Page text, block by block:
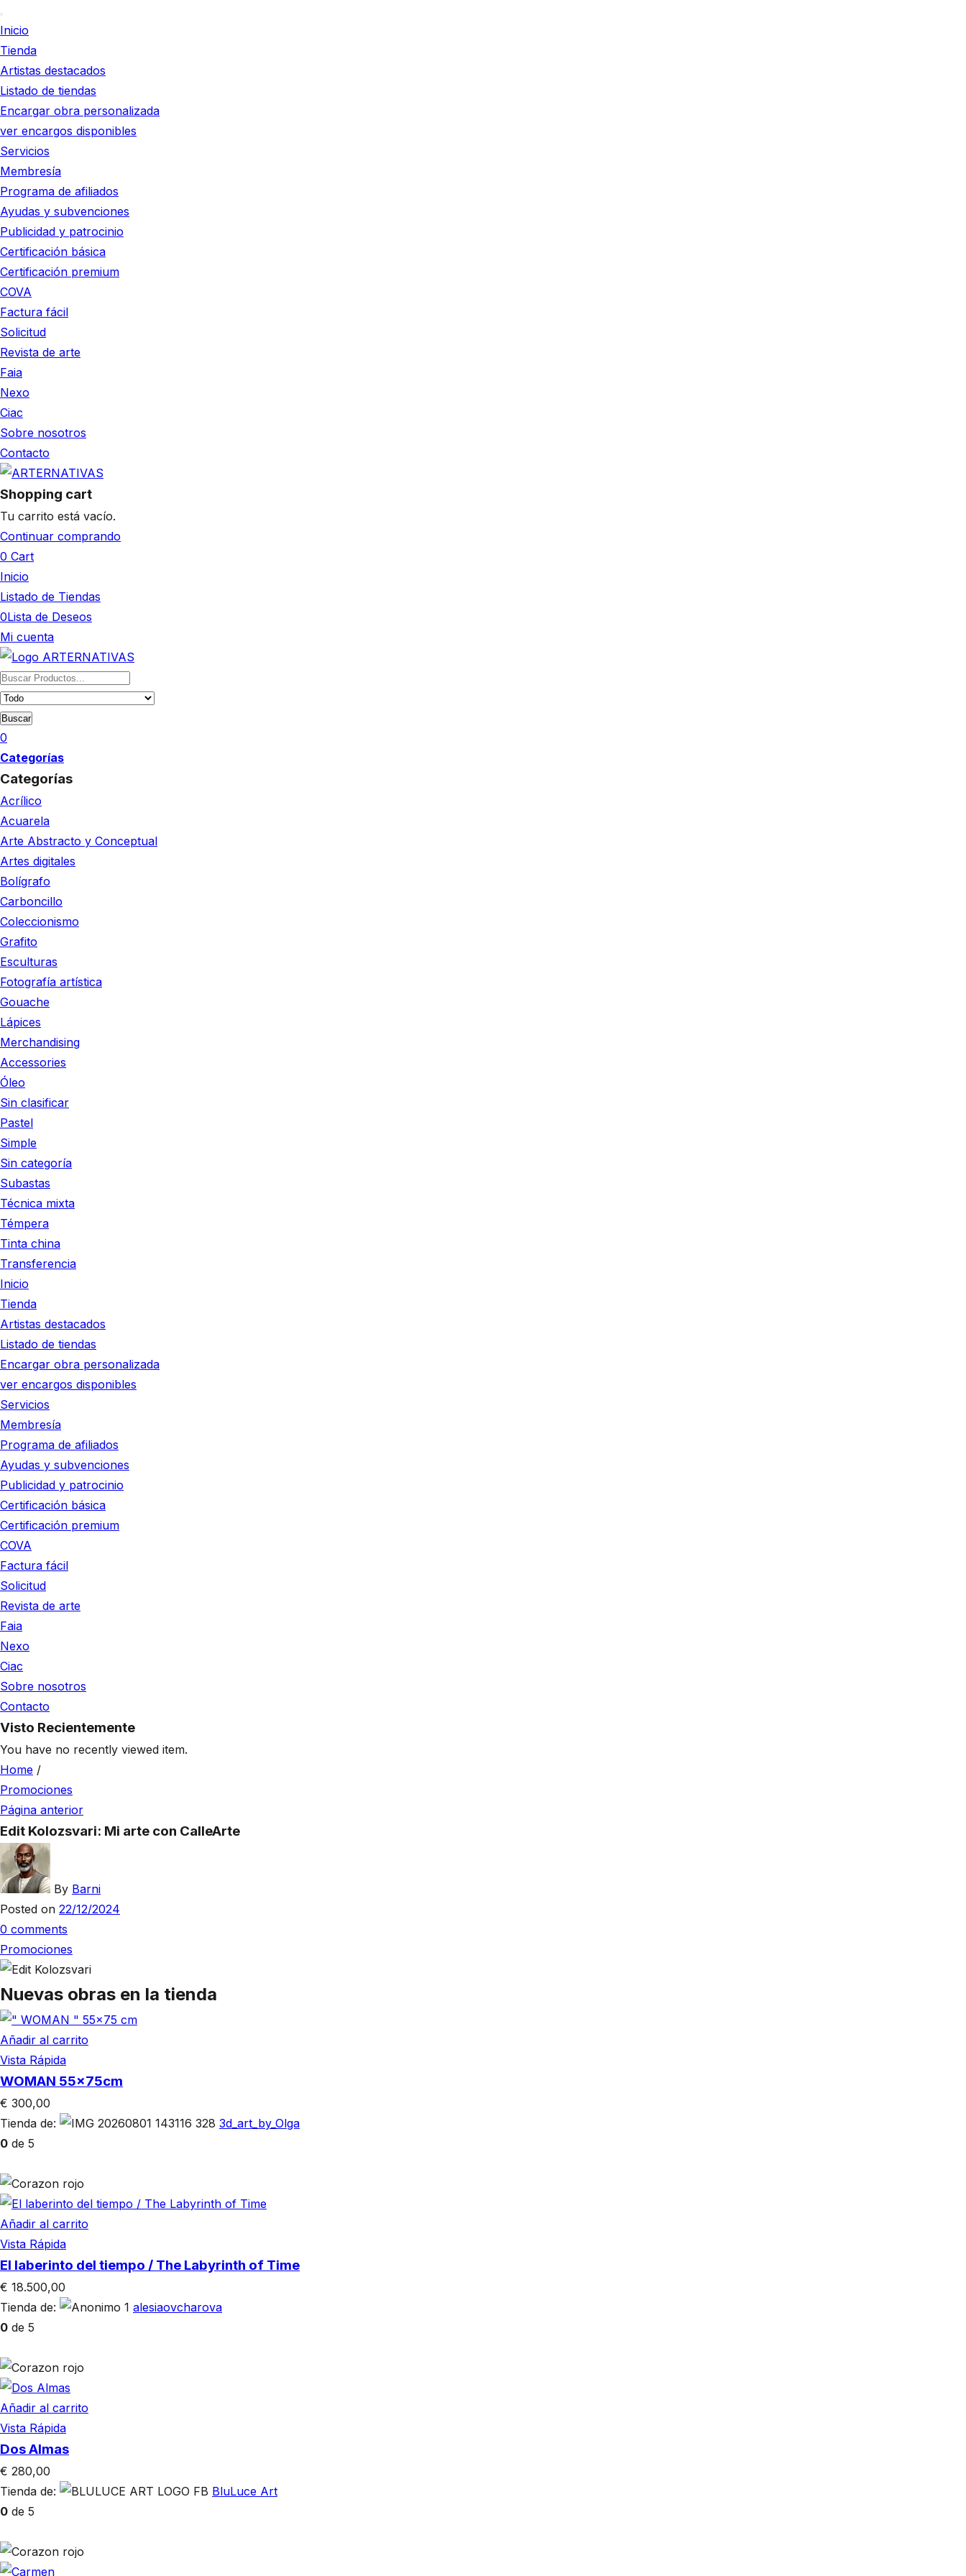
Inicio
Tienda
Artistas destacados
Listado de tiendas
Encargar obra personalizada
ver encargos disponibles
Servicios
Membresía
Programa de afiliados
Ayudas y subvenciones
Publicidad y patrocinio
Certificación básica
Certificación premium
COVA
Factura fácil
Solicitud
Revista de arte
Faia
Nexo
Ciac
Sobre nosotros
Contacto
Shopping cart
Tu carrito está vacío.
Continuar comprando
0 Cart
Inicio
Listado de Tiendas
0Lista de Deseos
Mi cuenta
Buscar
0
Categorías
Categorías
Acrílico
Acuarela
Arte Abstracto y Conceptual
Artes digitales
Bolígrafo
Carboncillo
Coleccionismo
Grafito
Esculturas
Fotografía artística
Gouache
Lápices
Merchandising
Accessories
Óleo
Sin clasificar
Pastel
Simple
Sin categoría
Subastas
Técnica mixta
Témpera
Tinta china
Transferencia
Inicio
Tienda
Artistas destacados
Listado de tiendas
Encargar obra personalizada
ver encargos disponibles
Servicios
Membresía
Programa de afiliados
Ayudas y subvenciones
Publicidad y patrocinio
Certificación básica
Certificación premium
COVA
Factura fácil
Solicitud
Revista de arte
Faia
Nexo
Ciac
Sobre nosotros
Contacto
Visto Recientemente
You have no recently viewed item.
Home /
Promociones
Página anterior
Edit Kolozsvari: Mi arte con CalleArte
By Barni
Posted on 22/12/2024
0 comments
Promociones
Nuevas obras en la tienda
Añadir al carrito
Vista Rápida
WOMAN 55x75cm
€ 300,00
Tienda de:
3d_art_by_Olga
0 de 5
Añadir al carrito
Vista Rápida
El laberinto del tiempo / The Labyrinth of Time
€ 18.500,00
Tienda de:
alesiaovcharova
0 de 5
Añadir al carrito
Vista Rápida
Dos Almas
€ 280,00
Tienda de:
BluLuce Art
0 de 5